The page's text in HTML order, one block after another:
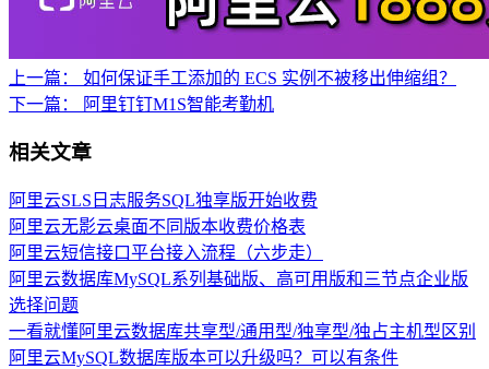
上一篇：
如何保证手工添加的 ECS 实例不被移出伸缩组？
下一篇：
阿里钉钉M1S智能考勤机
相关文章
阿里云SLS日志服务SQL独享版开始收费
阿里云无影云桌面不同版本收费价格表
阿里云短信接口平台接入流程（六步走）
阿里云数据库MySQL系列基础版、高可用版和三节点企业版
选择问题
一看就懂阿里云数据库共享型/通用型/独享型/独占主机型区别
阿里云MySQL数据库版本可以升级吗？可以有条件